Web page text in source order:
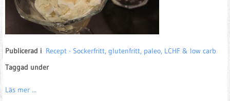
Publicerad i Recept - Sockerfritt, glutenfritt, paleo, LCHF & low carb
Taggad under
Läs mer ...